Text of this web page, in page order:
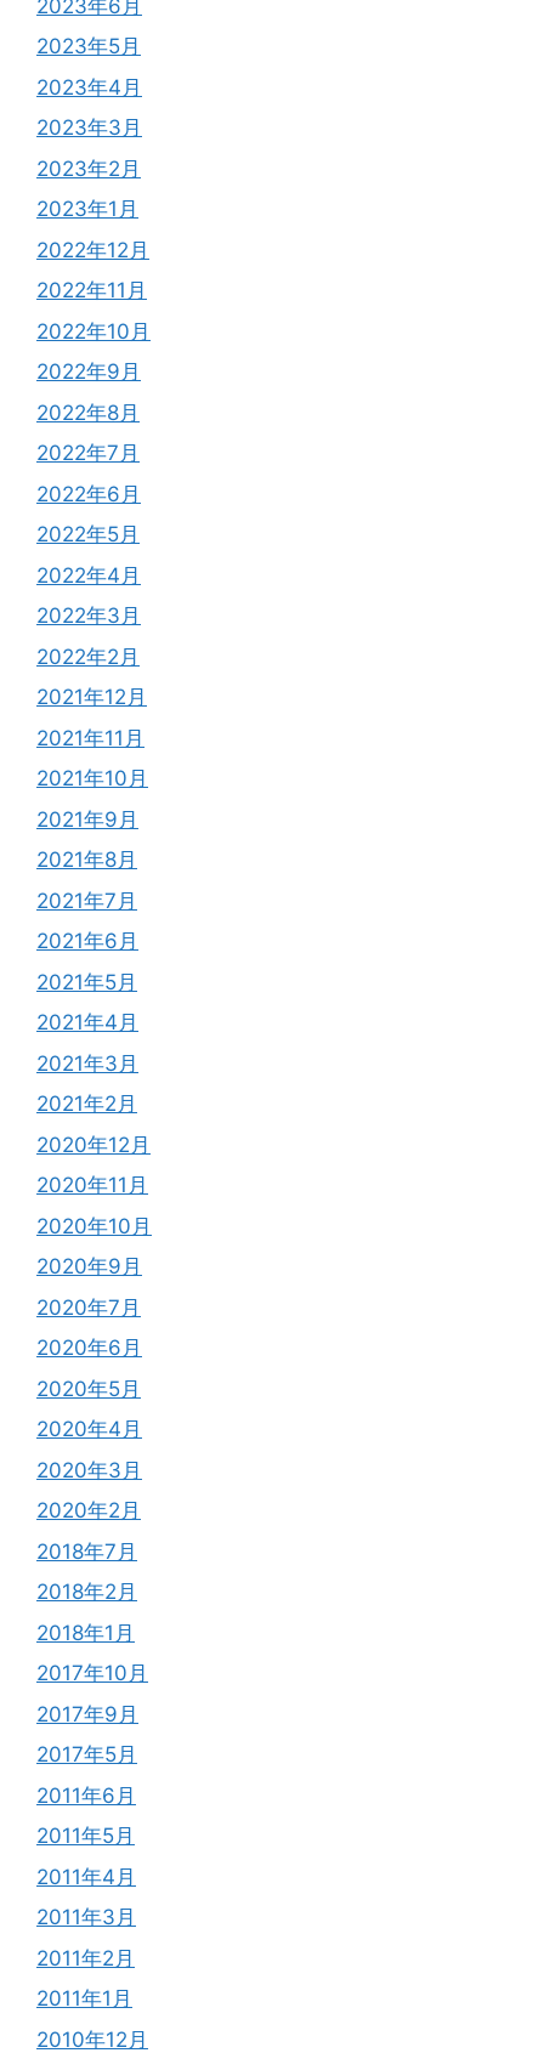
2023年6月
2023年5月
2023年4月
2023年3月
2023年2月
2023年1月
2022年12月
2022年11月
2022年10月
2022年9月
2022年8月
2022年7月
2022年6月
2022年5月
2022年4月
2022年3月
2022年2月
2021年12月
2021年11月
2021年10月
2021年9月
2021年8月
2021年7月
2021年6月
2021年5月
2021年4月
2021年3月
2021年2月
2020年12月
2020年11月
2020年10月
2020年9月
2020年7月
2020年6月
2020年5月
2020年4月
2020年3月
2020年2月
2018年7月
2018年2月
2018年1月
2017年10月
2017年9月
2017年5月
2011年6月
2011年5月
2011年4月
2011年3月
2011年2月
2011年1月
2010年12月